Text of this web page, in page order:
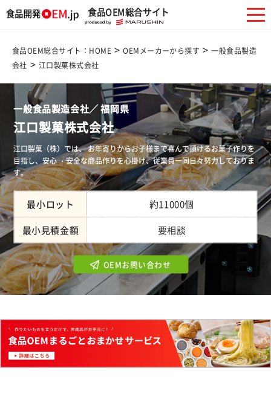
食品OEM総合サイト
食品OEM総合サイト：HOME >OEMメーカーから探す >一般食品製造
会社 > 江口製菓株式会社
一般食品製造会社／ 福岡県
江口製菓株式会社
江口製菓（株）では、 お年寄りからお子様まで喜んで頂けるお菓子作りを
目指し、安心 ・安全な商品作りを心掛け、従業員一同日々努力しておりま
す。
最小ロット
約11000個
最小見積金額
要相談
OEMお問い合わせ